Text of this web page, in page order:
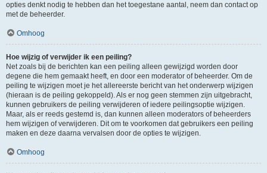
opties denkt nodig te hebben dan het toegestane aantal, neem dan contact op
met de beheerder.
Omhoog
Hoe wijzig of verwijder ik een peiling?
Net zoals bij de berichten kan een peiling alleen gewijzigd worden door
degene die hem gemaakt heeft, en door een moderator of beheerder. Om de
peiling te wijzigen moet je het allereerste bericht van het onderwerp wijzigen
(hieraan is de peiling gekoppeld). Als er nog geen stemmen zijn uitgebracht,
kunnen gebruikers de peiling verwijderen of iedere peilingsoptie wijzigen.
Maar, als er reeds gestemd is, dan kunnen alleen moderators of beheerders
hem wijzigen of verwijderen. Dit om te voorkomen dat gebruikers een peiling
maken en deze daarna vervalsen door de opties te wijzigen.
Omhoog